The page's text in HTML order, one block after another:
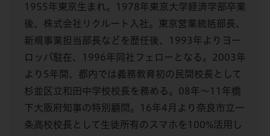
1955年東京生まれ。1978年東京大学経済学部卒業
後、株式会社リクルート入社。東京営業統括部長、
新規事業担当部長などを歴任後、1993年よりヨー
ロッパ駐在、1996年同社フェローとなる。2003年
より5年間、都内では義務教育初の民間校長として
杉並区立和田中学校校長を務める。08年〜11年橋
下大阪府知事の特別顧問。16年4月より奈良市立一
条高校校長として生徒所有のスマホを100%活用し